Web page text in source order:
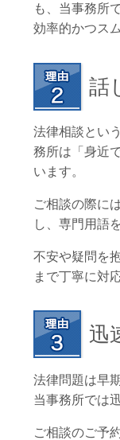
も、当事務所
効率的かつス
話
法律相談とい
務所は「身近
います。
ご相談の際に
し、専門用語
不安や疑問を
まで丁寧に対
迅
法律問題は早
当事務所では
ご相談のご予